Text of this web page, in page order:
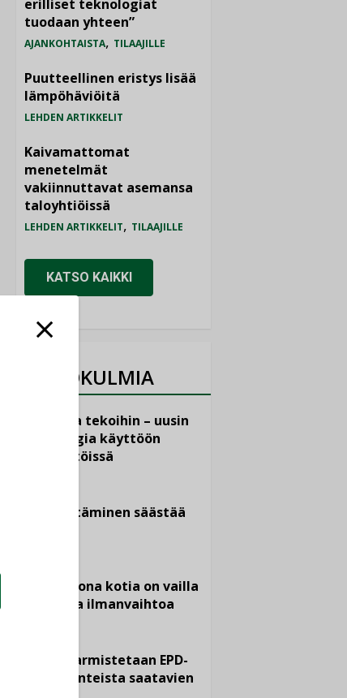
erilliset teknologiat
tuodaan yhteen”
AJANKOHTAISTA, TILAAJILLE
Puutteellinen eristys lisää
lämpöhäviöitä
LEHDEN ARTIKKELIT
Kaivamattomat
menetelmät
vakiinnuttavat asemansa
taloyhtiöissä
LEHDEN ARTIKKELIT, TILAAJILLE
KATSO KAIKKI
NÄKÖKULMIA
Puheista tekoihin – uusin
teknologia käyttöön
kiinteistöissä
Sähköistäminen säästää
Yli miljoona kotia on vailla
toimivaa ilmanvaihtoa
Miten varmistetaan EPD-
dokumenteista saatavien